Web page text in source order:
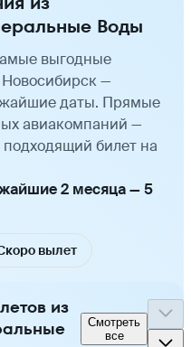
Воды
выгодные
—
даты. Прямые
авиакомпаний —
билет на
2 месяца — 5
вылет
из
Смотреть
все